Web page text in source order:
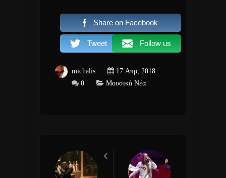
Share on Facebook
Tweet Follow us
michalis
17 Απρ, 2018
0
Μουσικά Νέα